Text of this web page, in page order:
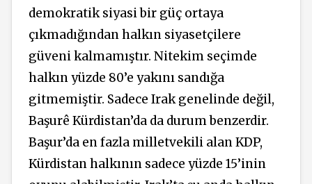
demokratik siyasi bir güç ortaya
çıkmadığından halkın siyasetçilere
güveni kalmamıştır. Nitekim seçimde
halkın yüzde 80’e yakını sandığa
gitmemiştir. Sadece Irak genelinde değil,
Başurê Kürdistan’da da durum benzerdir.
Başur’da en fazla milletvekili alan KDP,
Kürdistan halkının sadece yüzde 15’inin